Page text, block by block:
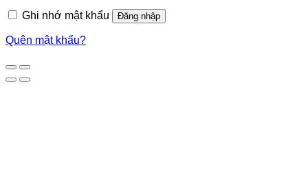
Ghi nhớ mật khẩu Đăng nhập
Quên mật khẩu?